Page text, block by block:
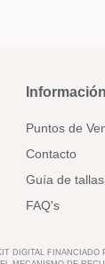
Información
Puntos de
Contacto
Guía de tallas
FAQ's
DIGITAL FINANCIADO